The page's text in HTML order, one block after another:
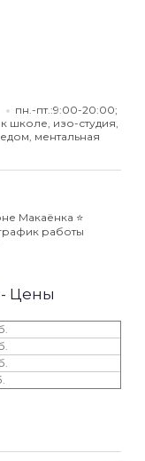
пн.-пт.:9:00-20:00;
школе, изо-студия,
ментальная
Макаёнка ⭐️
работы
- Цены